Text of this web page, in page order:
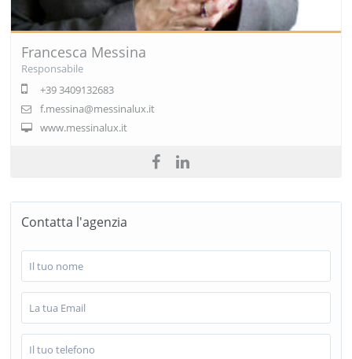
Francesca Messina
Responsabile
+39 3409132683
f.messina@messinalux.it
www.messinalux.it
Contatta l'agenzia